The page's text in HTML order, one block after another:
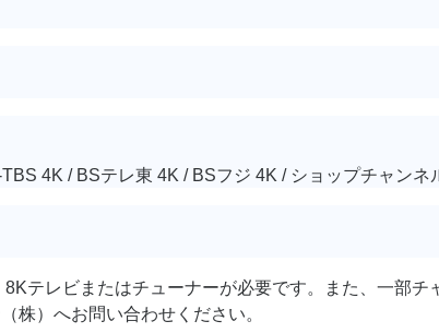
4K / BSテレ東 4K / BSフジ 4K / ショップチャンネ
テレビまたはチューナーが必要です。また、一部
株）へお問い合わせください。